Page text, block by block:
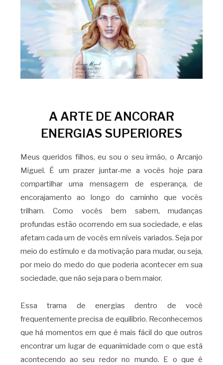
A ARTE DE ANCORAR
ENERGIAS SUPERIORES
Meus queridos filhos, eu sou o seu irmão, o Arcanjo
Miguel. É um prazer juntar-me a vocês hoje para
compartilhar uma mensagem de esperança, de
encorajamento ao longo do caminho que vocês
trilham. Como vocês bem sabem, mudanças
profundas estão ocorrendo em sua sociedade, e elas
afetam cada um de vocês em níveis variados. Seja por
meio do estímulo e da motivação para mudar, ou seja,
por meio do medo do que poderia acontecer em sua
sociedade, que não seja para o bem maior.
Essa trama de energias dentro de você
frequentemente precisa de equilíbrio. Reconhecemos
que há momentos em que é mais fácil do que outros
encontrar um lugar de equanimidade com o que está
acontecendo ao seu redor no mundo. E o que é